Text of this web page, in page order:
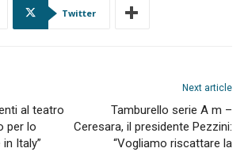
Twitter
al teatro
per lo
Italy”
Next article
Tamburello serie A m –
Ceresara, il presidente Pezzini:
“Vogliamo riscattare la